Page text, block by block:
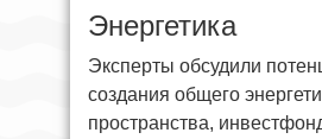
Энергетика
Эксперты обсудили
создания общего
пространства,